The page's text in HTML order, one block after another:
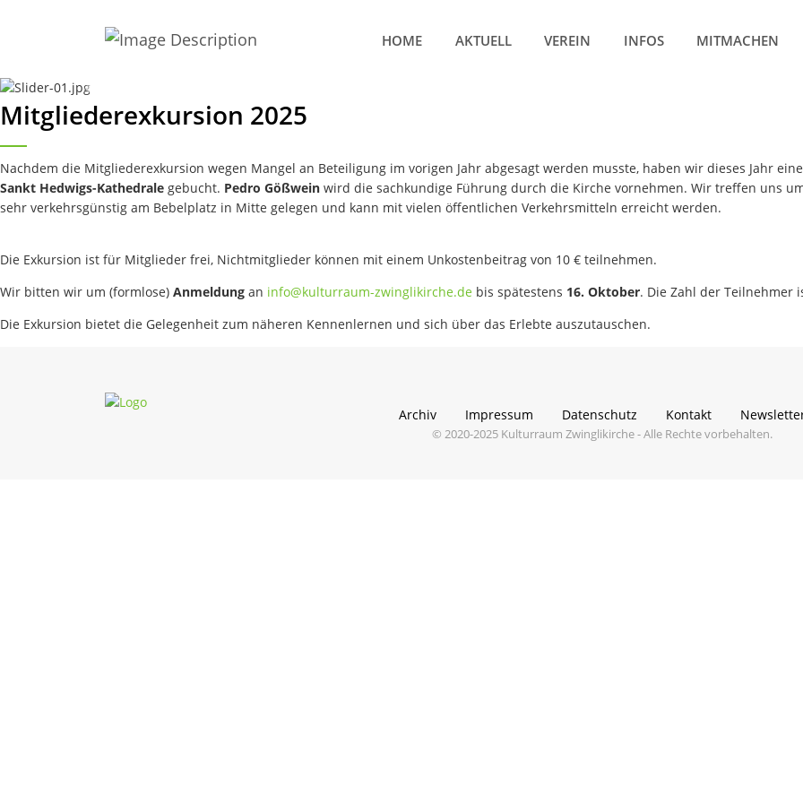
HOME AKTUELL VEREIN INFOS MITMACHEN
Previous
Mitgliederexkursion 2025
Nachdem die Mitgliederexkursion wegen Mangel an Beteiligung im vorigen Jahr abgesagt werden musste, haben wir dieses Jahr
Sankt Hedwigs-Kathedrale gebucht. Pedro Gößwein wird die sachkundige Führung durch die Kirche vornehmen. Wir treffen uns
sehr verkehrsgünstig am Bebelplatz in Mitte gelegen und kann mit vielen öffentlichen Verkehrsmitteln erreicht werden.
Die Exkursion ist für Mitglieder frei, Nichtmitglieder können mit einem Unkostenbeitrag von 10 € teilnehmen.
Wir bitten wir um (formlose) Anmeldung an info@kulturraum-zwinglikirche.de bis spätestens 16. Oktober. Die Zahl der Teilnehmer
Die Exkursion bietet die Gelegenheit zum näheren Kennenlernen und sich über das Erlebte auszutauschen.
Archiv Impressum Datenschutz Kontakt
© 2020-2025 Kulturraum Zwinglikirche - Alle Rechte vorbehalten.